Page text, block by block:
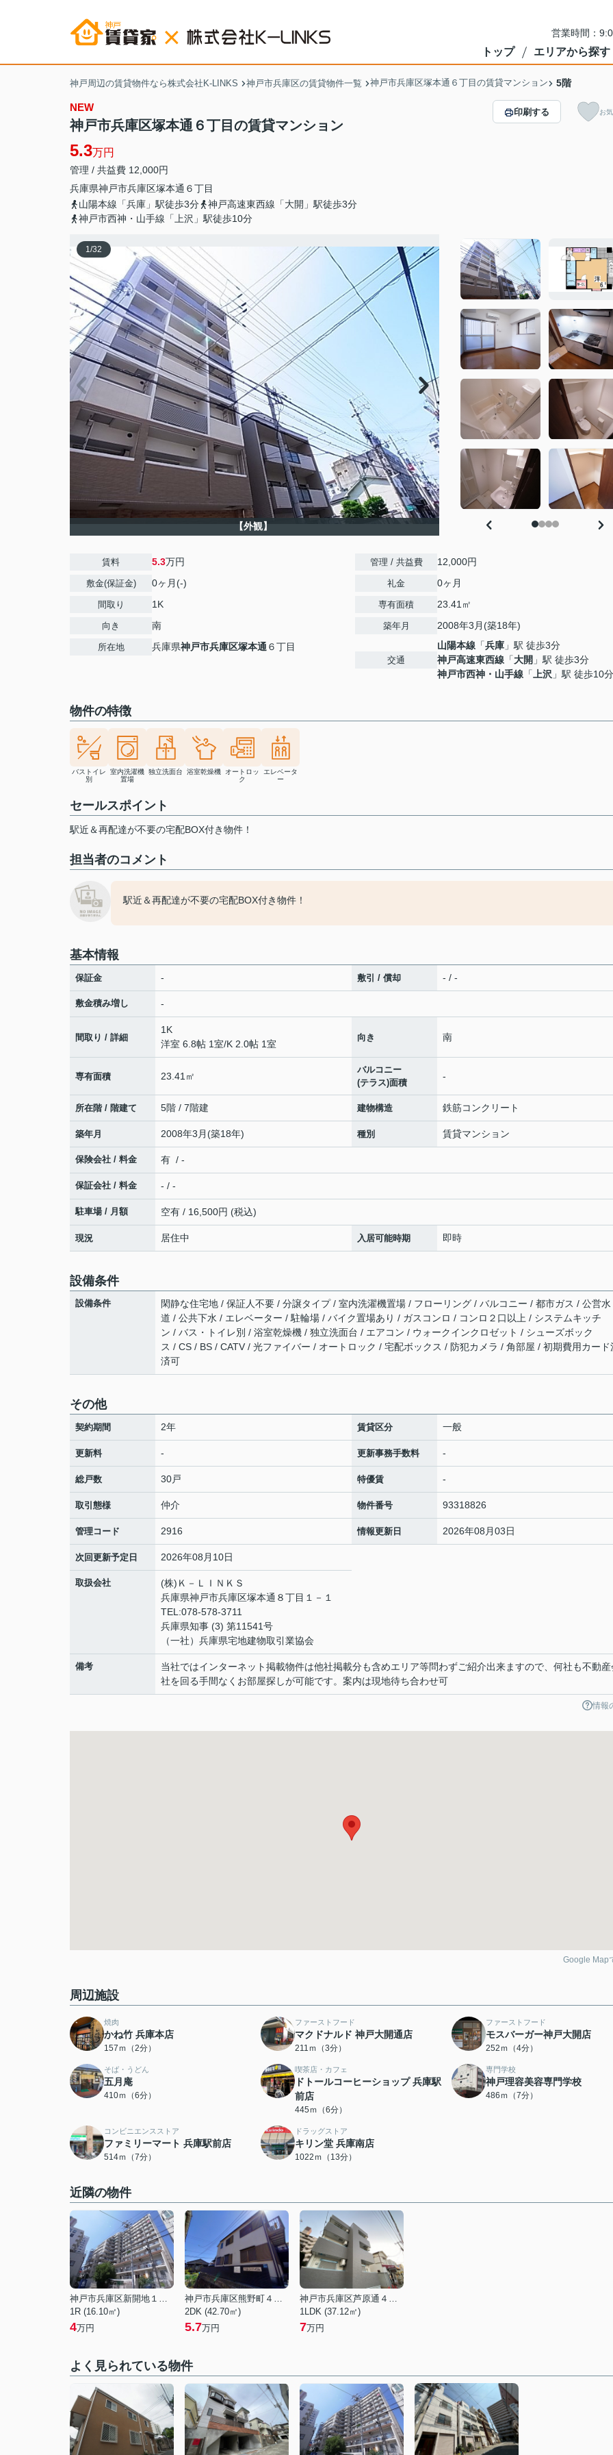
営業時間：
トップ エリアから探す
神戸周辺の賃貸物件なら株式会社K-LINKS 神戸市兵庫区の賃貸物件一覧 神戸市兵庫区塚本通６丁目の賃貸マンション 5階
NEW
神戸市兵庫区塚本通６丁目の賃貸マンション
5.3万円
管理 / 共益費 12,000円
兵庫県神戸市兵庫区塚本通 ６丁目
山陽本線「兵庫」駅徒歩3分
神戸高速東西線「大開」駅徒歩3分
神戸市西神・山手線「上沢」駅徒歩10分
印刷する お
1/32
【外観】
賃料 5.3万円
敷金(保証金) 0ヶ月(-)
間取り 1K
向き 南
所在地 兵庫県神戸市兵庫区塚本通 ６丁目
管理 / 共益費 12,000円
礼金 0ヶ月
専有面積 23.41㎡
築年月 2008年3月(築18年)
交通
山陽本線 「兵庫 」駅 徒歩3分
神戸高速東西線 「大開 」駅 徒歩3分
神戸市西神・山手線 「 上沢 」駅 徒歩10分
物件の特徴
バストイレ
別
室内洗濯機
置場
独立洗面台 浴室乾燥機
オートロッ
ク
エレベータ
ー
セールスポイント
駅近＆再配達が不要の宅配BOX付き物件！
担当者のコメント
駅近＆再配達が不要の宅配BOX付き物件！
基本情報
保証金 - 敷引 / 償却 - / -
敷金積み増し -
間取り / 詳細
1K
洋室 6.8帖 1室/K 2.0帖 1室
向き 南
専有面積 23.41㎡
バルコニー
(テラス)面積
-
所在階 / 階建て 5階 / 7階建 建物構造 鉄筋コンクリート
築年月 2008年3月(築18年) 種別 賃貸マンション
保険会社 / 料金 有 / -
保証会社 / 料金 - / -
駐車場 / 月額 空有 / 16,500円 (税込)
現況 居住中 入居可能時期 即時
設備条件
設備条件
閑静な住宅地 / 保証人不要 / 分譲タイプ / 室内洗濯機置場 / フローリング / バルコニー / 都市ガス / 公営水
道 / 公共下水 / エレベーター / 駐輪場 / バイク置場あり / ガスコンロ / コンロ２口以上 / システムキッチ
ン / バス・トイレ別 / 浴室乾燥機 / 独立洗面台 / エアコン / ウォークインクロゼット / シューズボック
ス / CS / BS / CATV / 光ファイバー / オートロック / 宅配ボックス / 防犯カメラ / 角部屋 / 初期費用カード
済可
その他
契約期間 2年 賃貸区分 一般
更新料 - 更新事務手数料 -
総戸数 30戸 特優賃 -
取引態様 仲介 物件番号 93318826
管理コード 2916 情報更新日 2026年08月03日
次回更新予定日 2026年08月10日
取扱会社
(株)Ｋ－ＬＩＮＫＳ
兵庫県神戸市兵庫区塚本通８丁目１－１
TEL:078-578-3711
兵庫県知事 (3) 第11541号
（一社）兵庫県宅地建物取引業協会
備考
当社ではインターネット掲載物件は他社掲載分も含めエリア等問わずご紹介出来ますので、何社も不動産
社を回る手間なくお部屋探しが可能です。案内は現地待ち合わせ可
情報
Google Map
周辺施設
焼肉
かね竹 兵庫本店
157ｍ（2分）
ファーストフード
マクドナルド 神戸大開通店
211ｍ（3分）
ファーストフード
モスバーガー神戸大開店
252ｍ（4分）
そば・うどん
五月庵
410ｍ（6分）
喫茶店・カフェ
ドトールコーヒーショップ 兵庫駅
前店
445ｍ（6分）
専門学校
神戸理容美容専門学校
486ｍ（7分）
コンビニエンスストア
ファミリーマート 兵庫駅前店
514ｍ（7分）
ドラッグストア
キリン堂 兵庫南店
1022ｍ（13分）
近隣の物件
神戸市兵庫区新開地１丁目
1R (16.10㎡)
4万円
神戸市兵庫区熊野町４丁目
2DK (42.70㎡)
5.7万円
神戸市兵庫区芦原通４丁目
1LDK (37.12㎡)
7万円
よく見られている物件